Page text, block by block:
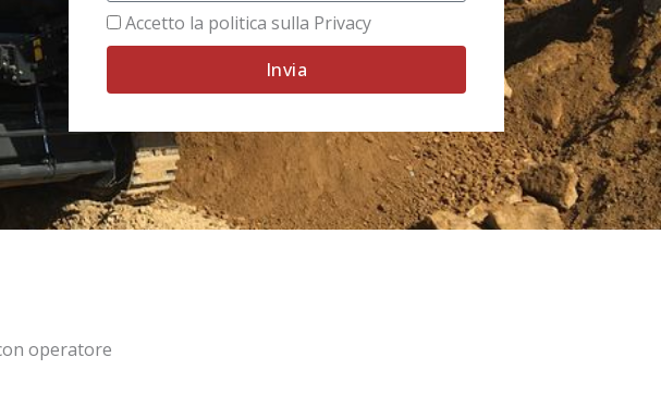
Accetto la politica sulla Privacy
Invia
operatore